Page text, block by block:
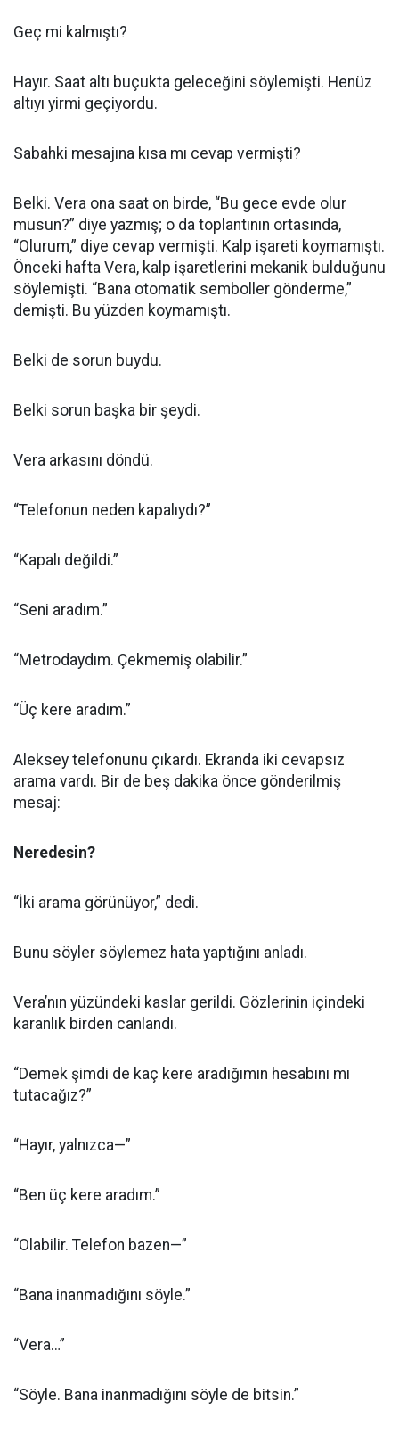
Geç mi kalmıştı?
Hayır. Saat altı buçukta geleceğini söylemişti. Henüz
altıyı yirmi geçiyordu.
Sabahki mesajına kısa mı cevap vermişti?
Belki. Vera ona saat on birde, “Bu gece evde olur
musun?” diye yazmış; o da toplantının ortasında,
“Olurum,” diye cevap vermişti. Kalp işareti koymamıştı.
Önceki hafta Vera, kalp işaretlerini mekanik bulduğunu
söylemişti. “Bana otomatik semboller gönderme,”
demişti. Bu yüzden koymamıştı.
Belki de sorun buydu.
Belki sorun başka bir şeydi.
Vera arkasını döndü.
“Telefonun neden kapalıydı?”
“Kapalı değildi.”
“Seni aradım.”
“Metrodaydım. Çekmemiş olabilir.”
“Üç kere aradım.”
Aleksey telefonunu çıkardı. Ekranda iki cevapsız
arama vardı. Bir de beş dakika önce gönderilmiş
mesaj:
Neredesin?
“İki arama görünüyor,” dedi.
Bunu söyler söylemez hata yaptığını anladı.
Vera’nın yüzündeki kaslar gerildi. Gözlerinin içindeki
karanlık birden canlandı.
“Demek şimdi de kaç kere aradığımın hesabını mı
tutacağız?”
“Hayır, yalnızca—”
“Ben üç kere aradım.”
“Olabilir. Telefon bazen—”
“Bana inanmadığını söyle.”
“Vera…”
“Söyle. Bana inanmadığını söyle de bitsin.”